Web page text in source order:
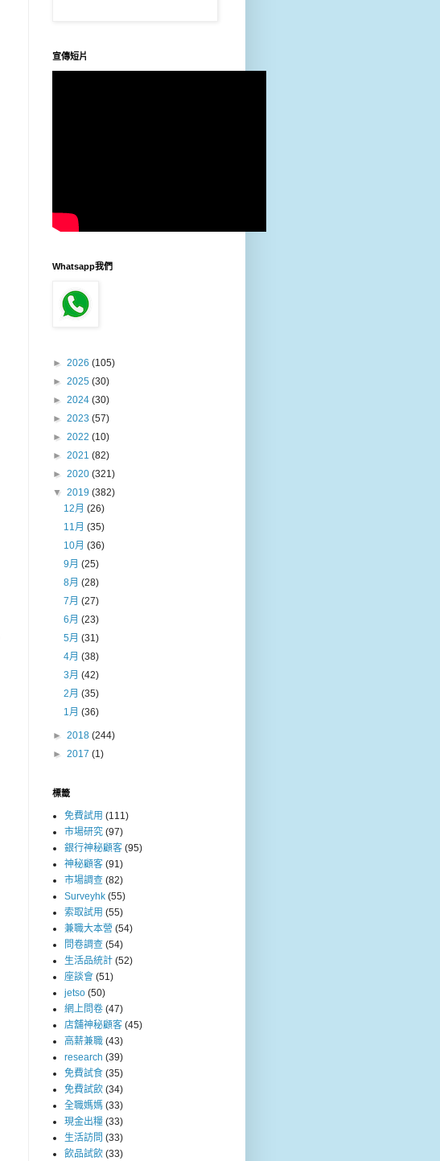
宣傳短片
Whatsapp我們
► 2026 (105)
► 2025 (30)
► 2024 (30)
► 2023 (57)
► 2022 (10)
► 2021 (82)
► 2020 (321)
▼ 2019 (382)
12月(26)
11月(35)
10月(36)
9月(25)
8月(28)
7月(27)
6月(23)
5月(31)
4月(38)
3月(42)
2月(35)
1月(36)
► 2018 (244)
► 2017 (1)
標籤
免費試用 (111)
市場研究 (97)
銀行神秘顧客 (95)
神秘顧客 (91)
市場調查 (82)
Surveyhk (55)
索取試用 (55)
兼職大本營 (54)
問卷調查 (54)
生活品統計 (52)
座談會 (51)
jetso (50)
網上問卷 (47)
店舖神秘顧客 (45)
高薪兼職 (43)
research (39)
免費試食 (35)
免費試飲 (34)
全職媽媽 (33)
現金出糧 (33)
生活訪問 (33)
飲品試飲 (33)